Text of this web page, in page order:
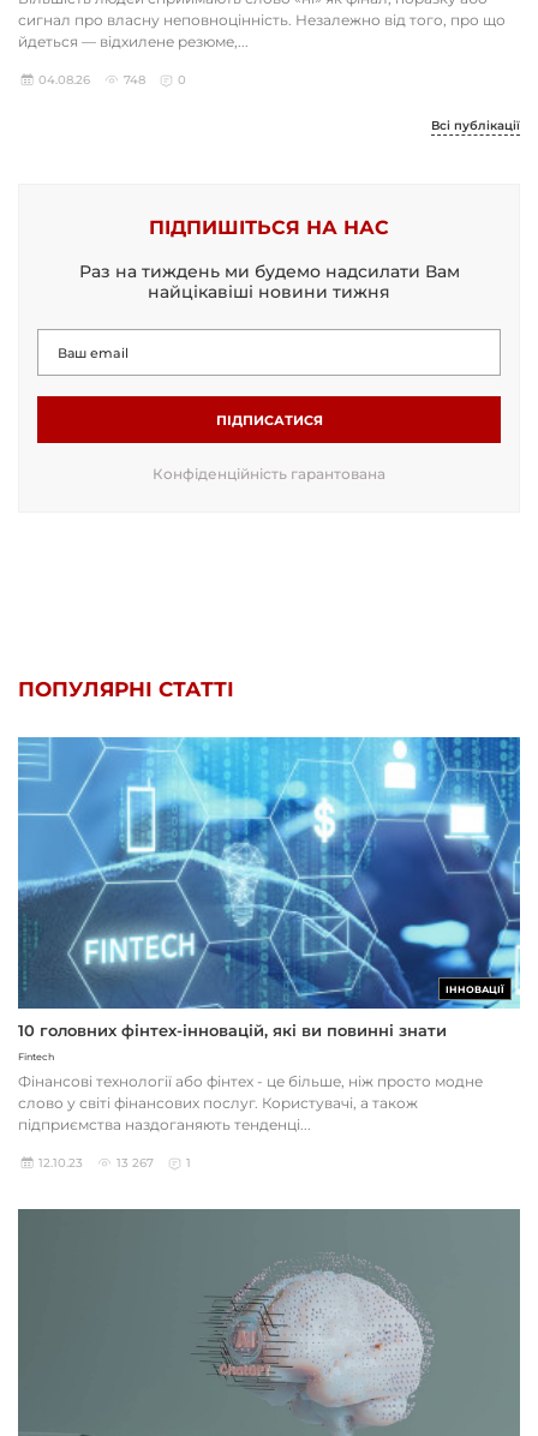
сигнал про власну неповноцінність. Незалежно від того, про що
йдеться — відхилене резюме,...
04.08.26 748 0
Всі публікації
ПІДПИШІТЬСЯ НА НАС
Раз на тиждень ми будемо надсилати Вам
найцікавіші новини тижня
ПІДПИСАТИСЯ
Конфіденційність гарантована
ПОПУЛЯРНІ СТАТТІ
ІННОВАЦІЇ
10 головних фінтех-інновацій, які ви повинні знати
Fintech
Фінансові технології або фінтех - це більше, ніж просто модне
слово у світі фінансових послуг. Користувачі, а також
підприємства наздоганяють тенденці...
12.10.23 13 267 1